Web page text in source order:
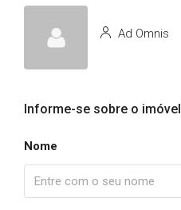
Ad Omnis
Informe-se sobre o imóvel
Nome